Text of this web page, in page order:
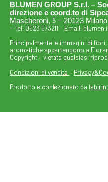
BLUMEN GROUP S.r.l. –
direzione e coord.to di
Mascheroni, 5 – 20123
– Tel: 0523 573211 – Email:
Principalmente le immagini di
aromatiche appartengono a
Copyright – vietata qualsiasi
Condizioni di vendita –
Prodotto e confezionato da